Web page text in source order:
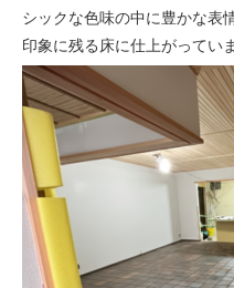
シックな色味の中に豊かな表
印象に残る床に仕上がっていま